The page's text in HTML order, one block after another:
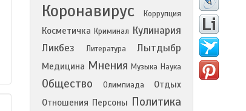
Коронавирус Коррупция
Косметичка Криминал Кулинария
Ликбез
Литература Лытдыбр
Медицина Мнения Музыка Наука
Общество Олимпиада
Отдых
Отношения Персоны Политика